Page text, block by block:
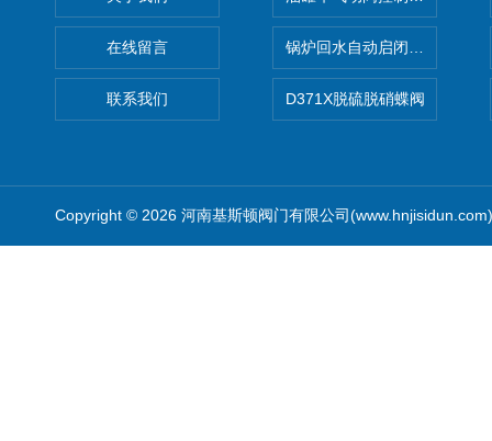
在线留言
联系我们
锅炉回水自动启闭阀KTH41X
D371X脱硫脱硝蝶阀
Copyright © 2026 河南基斯顿阀门有限公司